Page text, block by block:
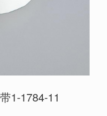
1-1784-11